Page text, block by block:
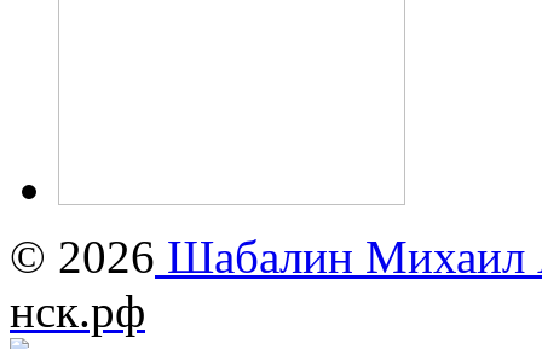
© 2026 Шабалин Михаил
нск.рф